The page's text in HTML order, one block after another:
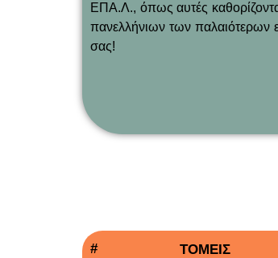
ΕΠΑ.Λ., όπως αυτές
πανελλήνιων των παλαιότερων
σας!
# ΤΟΜΕΙΣ